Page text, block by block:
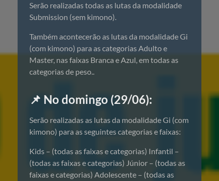
Serão realizadas todas as lutas da modalidade
Submission (sem kimono).
Também acontecerão as lutas da modalidade Gi
(com kimono) para as categorias Adulto e
Master, nas faixas Branca e Azul, em todas as
categorias de peso..
📌 No domingo (29/06):
Serão realizadas as lutas da modalidade Gi (com
kimono) para as seguintes categorias e faixas:
Kids – (todas as faixas e categorias) Infantil –
(todas as faixas e categorias) Júnior – (todas as
faixas e categorias) Adolescente – (todas as